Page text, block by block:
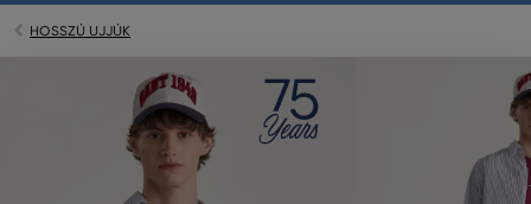
HOSSZÚ UJJÚK